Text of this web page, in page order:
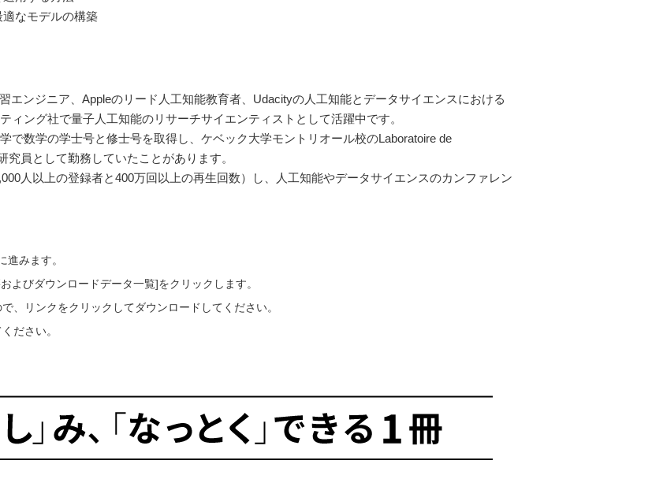
適なモデルの構築
エンジニア、Appleのリード人工知能教育者、Udacityの人工知能とデータサイエンスにおける
ィング社で量子人工知能のリサーチサイエンティストとして活躍中です。
で数学の学士号と修士号を取得し、ケベック大学モントリオール校のLaboratoire de
究員として勤務していたことがあります。
人以上の登録者と400万回以上の再生回数）し、人工知能やデータサイエンスのカンファレン
みます。
よびダウンロードデータ一覧]をクリックします。
、リンクをクリックしてダウンロードしてください。
ださい。